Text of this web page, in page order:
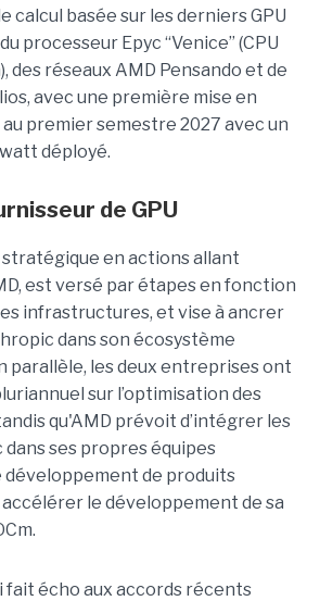
calcul basée sur les derniers GPU
processeur Epyc “Venice” (CPU
des réseaux AMD Pensando et de
avec une première mise en
premier semestre 2027 avec un
déployé.
de GPU
stratégique en actions allant
est versé par étapes en fonction
infrastructures, et vise à ancrer
dans son écosystème
parallèle, les deux entreprises ont
sur l’optimisation des
qu'AMD prévoit d’intégrer les
dans ses propres équipes
développement de produits
le développement de sa
fait écho aux accords récents